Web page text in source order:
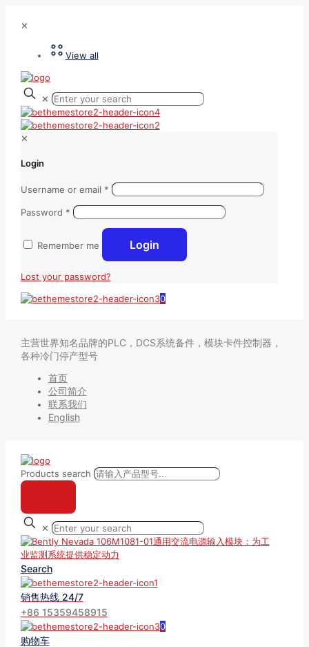
✕
View all
✕
✕
Login
Username or email *
Password *
Remember me Login
Lost your password?
0
主营世界知名品牌的PLC，DCS系统备件，模块卡件控制器，
各种冷门停产型号
首页
公司简介
联系我们
English
Products search
✕
Search
销售热线 24/7
+86 15359458915
0
购物车